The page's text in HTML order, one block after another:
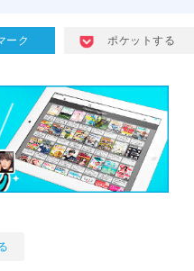
ーク ポケットする